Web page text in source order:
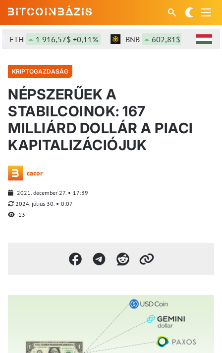
ETH 1 916,57$ +0,11% BNB 602,81$ +0,3%
KRIPTOGAZDASÁG
NÉPSZERŰEK A
STABILCOINOK: 167
MILLIÁRD DOLLÁR A PIACI
KAPITALIZÁCIÓJUK
cacor
2021. december 27.
17:39
2024. július 30.
0:07
13